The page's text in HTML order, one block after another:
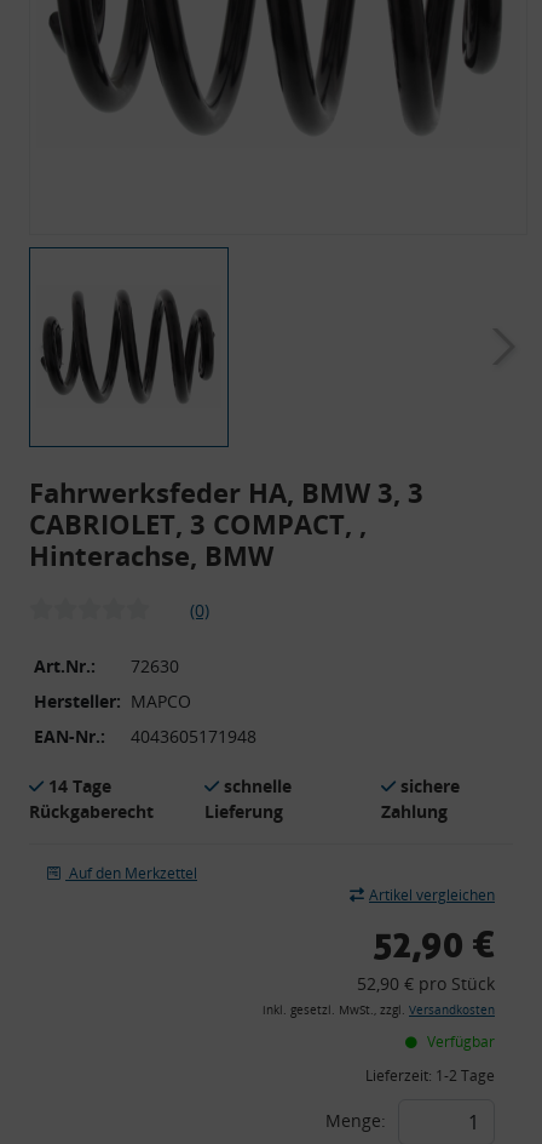
Fahrwerksfeder HA, BMW 3, 3
CABRIOLET, 3 COMPACT, ,
Hinterachse, BMW
(0)
Art.Nr.:
72630
Hersteller: MAPCO
EAN-Nr.:
4043605171948
14 Tage
Rückgaberecht
schnelle
Lieferung
sichere
Zahlung
Auf den Merkzettel
Artikel vergleichen
52,90 €
52,90 € pro Stück
inkl. gesetzl. MwSt., zzgl. Versandkosten
Verfügbar
Lieferzeit: 1-2 Tage
Menge: